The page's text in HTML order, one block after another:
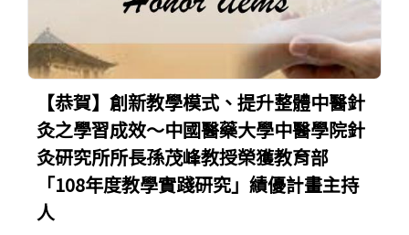
【恭賀】創新教學模式、提升整體中醫針
灸之學習成效～中國醫藥大學中醫學院針
灸研究所所長孫茂峰教授榮獲教育部
「108年度教學實踐研究」績優計畫主持
人